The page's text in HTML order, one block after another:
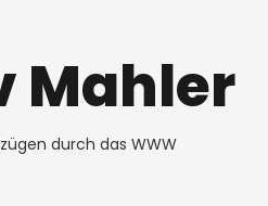
Mahler
durch das WWW